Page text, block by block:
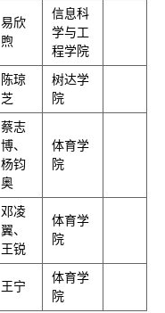
易欣
煦
信息科
学与工
程学院
陈琼
芝
树达学
院
蔡志
博、
杨钧
奥
体育学
院
邓凌
翼、
王锐
体育学
院
王宁
体育学
院